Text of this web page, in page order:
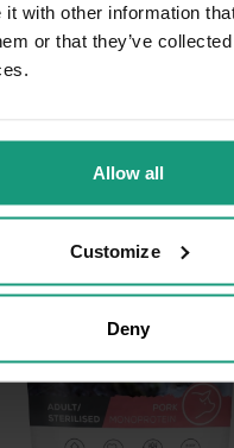
with other information
or that they’ve
Allow all
Customize
Deny